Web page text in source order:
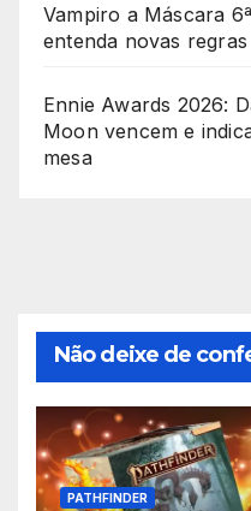
Vampiro a Máscara
entenda novas regras
Ennie Awards 2026:
Moon vencem e
mesa
Não deixe de
PATHFINDER